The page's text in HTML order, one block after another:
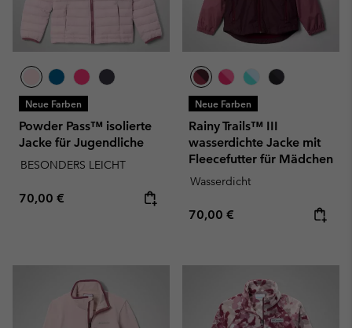
Neue Farben
Powder Pass™ isolierte
Jacke für Jugendliche
BESONDERS LEICHT
Regular price:
70,00 €
Neue Farben
Rainy Trails™ III
wasserdichte Jacke mit
Fleecefutter für Mädchen
Wasserdicht
Regular price:
70,00 €